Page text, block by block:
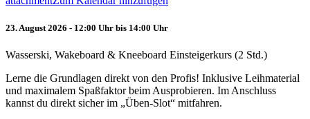
23. August 2026 - 12:00 Uhr bis 14:00 Uhr
Wasserski, Wakeboard & Kneeboard Einsteigerkurs (2 Std.)
Lerne die Grundlagen direkt von den Profis! Inklusive Leihmaterial
und maximalem Spaßfaktor beim Ausprobieren. Im Anschluss
kannst du direkt sicher im „Üben-Slot“ mitfahren.